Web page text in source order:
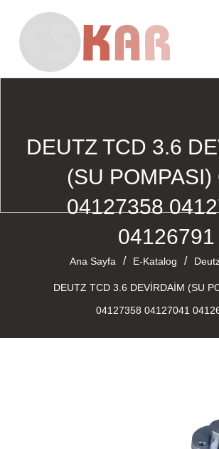
DEUTZ TCD 3.6
(SU POMPASI)
04127358
04126791
Ana Sayfa / E-Katalog /
DEUTZ TCD 3.6 DEVİRDAİM (SU
04127358 04127041